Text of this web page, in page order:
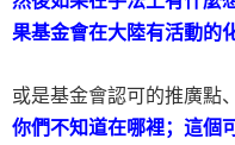
果基金會在大陸有活動的
或是基金會認可的推廣點
你們不知道在哪裡；這個